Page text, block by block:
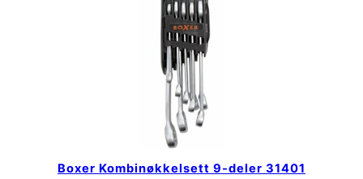
Boxer Kombinøkkelsett 9-deler 31401